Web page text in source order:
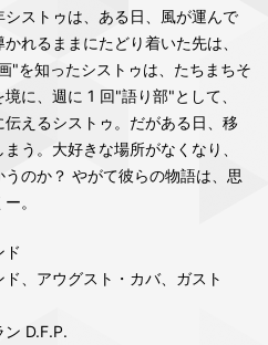
ストゥは、ある⽇、⾵が運んで
れるままにたどり着いた先は、
"を知ったシストゥは、たちまちそ
に、週に 1 回"語り部"として、
えるシストゥ。だがある⽇、移
う。⼤好きな場所がなくなり、
のか？ やがて彼らの物語は、思
。
ド
ド、アウグスト・カバ、ガスト
ン D.F.P.